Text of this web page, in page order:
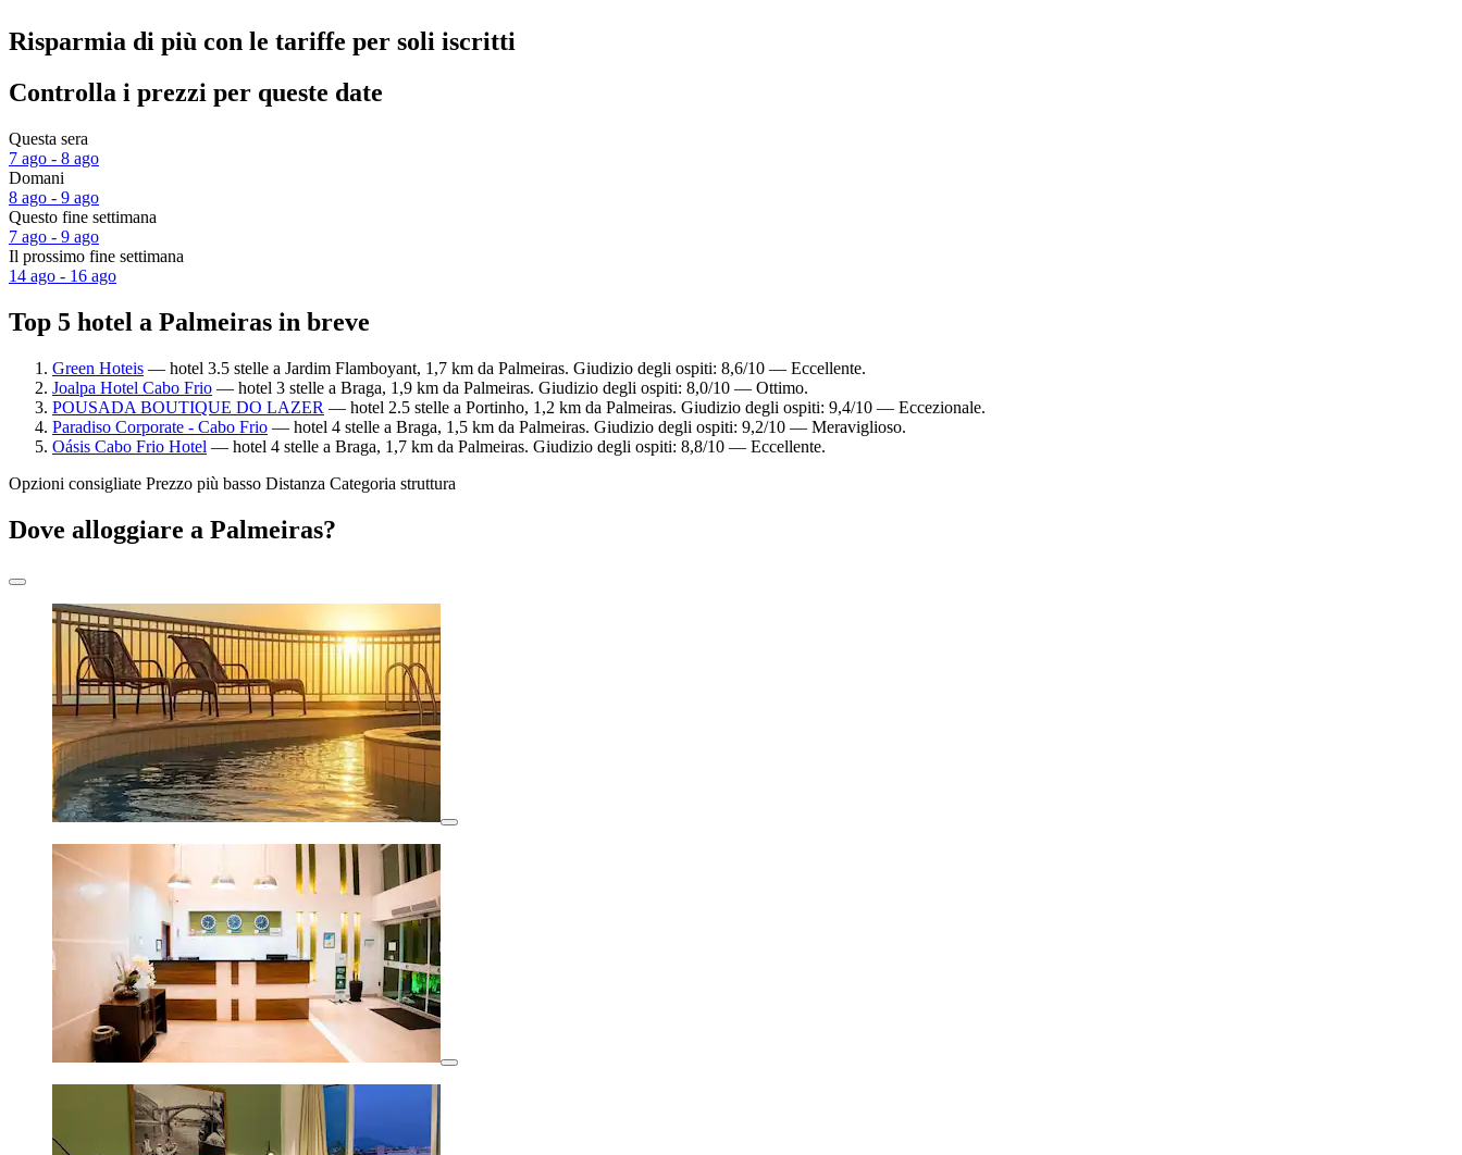
Risparmia di più con le tariffe per soli iscritti
Controlla i prezzi per queste date
Questa sera
7 ago - 8 ago
Domani
8 ago - 9 ago
Questo fine settimana
7 ago - 9 ago
Il prossimo fine settimana
14 ago - 16 ago
Top 5 hotel a Palmeiras in breve
Green Hoteis — hotel 3.5 stelle a Jardim Flamboyant, 1,7 km da Palmeiras. Giudizio degli ospiti: 8,6/10 — Eccellente.
Joalpa Hotel Cabo Frio — hotel 3 stelle a Braga, 1,9 km da Palmeiras. Giudizio degli ospiti: 8,0/10 — Ottimo.
POUSADA BOUTIQUE DO LAZER — hotel 2.5 stelle a Portinho, 1,2 km da Palmeiras. Giudizio degli ospiti: 9,4/10 — Eccezionale.
Paradiso Corporate - Cabo Frio — hotel 4 stelle a Braga, 1,5 km da Palmeiras. Giudizio degli ospiti: 9,2/10 — Meraviglioso.
Oásis Cabo Frio Hotel — hotel 4 stelle a Braga, 1,7 km da Palmeiras. Giudizio degli ospiti: 8,8/10 — Eccellente.
Opzioni consigliate Prezzo più basso Distanza Categoria struttura
Dove alloggiare a Palmeiras?